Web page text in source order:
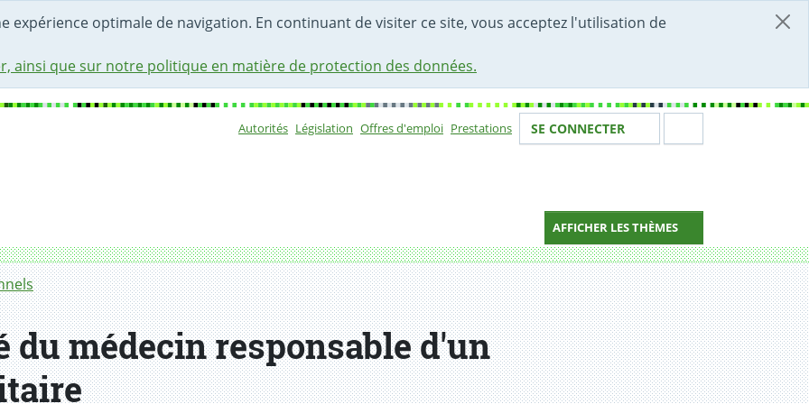
expérience optimale de navigation. En continuant de visiter ce site, vous acceptez l'utilisation de
ainsi que sur notre politique en matière de protection des données.
Autorités Législation Offres d'emploi Prestations Votre identité
SE CONNECTER
AFFICHER LES THÈMES
établissement sanitaire
médecin responsable d'un